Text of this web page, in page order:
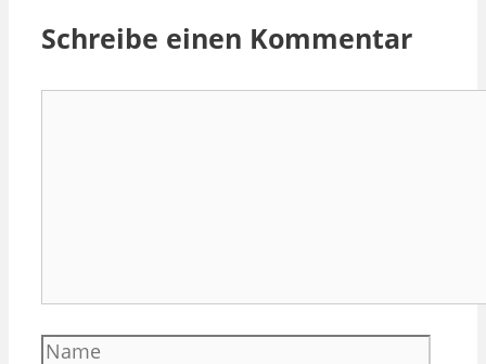
Schreibe einen Kommentar
Name